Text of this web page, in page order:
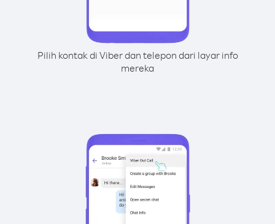
Pilih kontak di Viber dan telepon dari layar info
mereka